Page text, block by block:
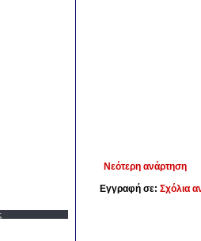
Νεότερη ανάρτηση
Εγγραφή σε: Σχόλια